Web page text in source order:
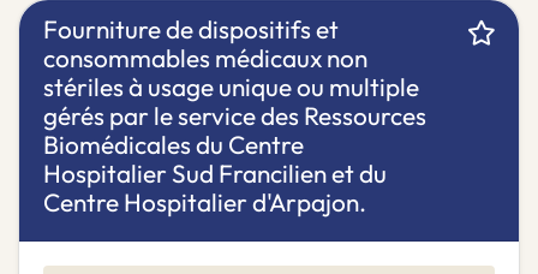
Fourniture de dispositifs et
consommables médicaux non
stériles à usage unique ou multiple
gérés par le service des Ressources
Biomédicales du Centre
Hospitalier Sud Francilien et du
Centre Hospitalier d'Arpajon.